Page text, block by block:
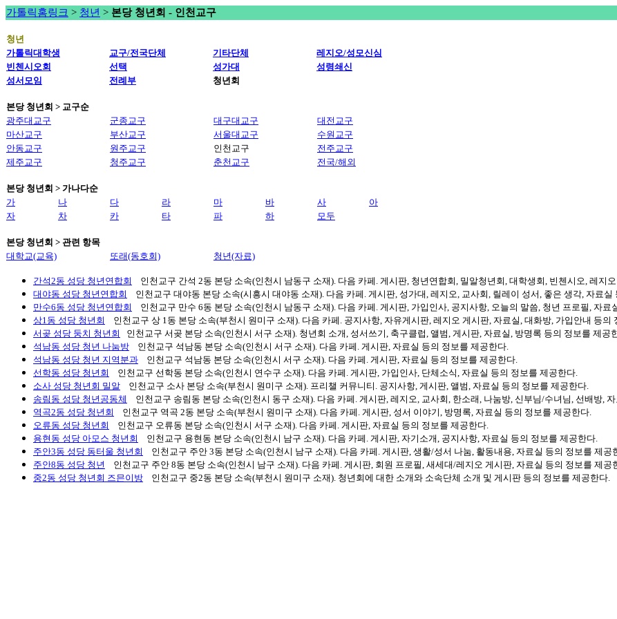
가톨릭홈링크 > 청년 > 본당 청년회 - 인천교구
청년
가톨릭대학생
교구/전국단체 기타단체
레지오/성모신심
빈첸시오회
선택 성가대
성령쇄신
성서모임
전례부 청년회
본당 청년회 > 교구순
광주대교구
군종교구 대구대교구
대전교구
마산교구
부산교구 서울대교구
수원교구
안동교구
원주교구 인천교구
전주교구
제주교구
청주교구 춘천교구 전국/해외
본당 청년회 > 가나다순
가
나 다 라 마 바 사
아
자
차 카 타 파 하 모두
본당 청년회 > 관련 항목
대학교(교육)
또래(동호회) 청년(자료)
간석2동 성당 청년연합회
인천교구 간석 2동 본당 소속(인천시 남동구 소재). 다음 카페. 게시판, 청년연합회, 밀알청년회, 대학생회, 빈첸시오, 레지
대야동 성당 청년연합회
인천교구 대야동 본당 소속(시흥시 대야동 소재). 다음 카페. 게시판, 성가대, 레지오, 교사회, 릴레이 성서, 좋은 생각, 자료실
만수6동 성당 청년연합회
인천교구 만수 6동 본당 소속(인천시 남동구 소재). 다음 카페. 게시판, 가입인사, 공지사항, 오늘의 말씀, 청년 프로필, 자료
상1동 성당 청년회
인천교구 상 1동 본당 소속(부천시 원미구 소재). 다음 카페. 공지사항, 자유게시판, 레지오 게시판, 자료실, 대화방, 가입안내 등의
서곶 성당 둥치 청년회
인천교구 서곶 본당 소속(인천시 서구 소재). 청년회 소개, 성서쓰기, 축구클럽, 앨범, 게시판, 자료실, 방명록 등의 정보를 제공
석남동 성당 청년 나눔방 인천교구 석남동 본당 소속(인천시 서구 소재). 다음 카페. 게시판, 자료실 등의 정보를 제공한다.
석남동 성당 청년 지역분과 인천교구 석남동 본당 소속(인천시 서구 소재). 다음 카페. 게시판, 자료실 등의 정보를 제공한다.
선학동 성당 청년회
인천교구 선학동 본당 소속(인천시 연수구 소재). 다음 카페. 게시판, 가입인사, 단체소식, 자료실 등의 정보를 제공한다.
소사 성당 청년회 밀알 인천교구 소사 본당 소속(부천시 원미구 소재). 프리챌 커뮤니티. 공지사항, 게시판, 앨범, 자료실 등의 정보를 제공한다.
송림동 성당 청년공동체
인천교구 송림동 본당 소속(인천시 동구 소재). 다음 카페. 게시판, 레지오, 교사회, 한소래, 나눔방, 신부님/수녀님, 선배방,
역곡2동 성당 청년회
인천교구 역곡 2동 본당 소속(부천시 원미구 소재). 다음 카페. 게시판, 성서 이야기, 방명록, 자료실 등의 정보를 제공한다.
오류동 성당 청년회
인천교구 오류동 본당 소속(인천시 서구 소재). 다음 카페. 게시판, 자료실 등의 정보를 제공한다.
용현동 성당 아모스 청년회
인천교구 용현동 본당 소속(인천시 남구 소재). 다음 카페. 게시판, 자기소개, 공지사항, 자료실 등의 정보를 제공한다.
주안3동 성당 동터울 청년회
인천교구 주안 3동 본당 소속(인천시 남구 소재). 다음 카페. 게시판, 생활/성서 나눔, 활동내용, 자료실 등의 정보를 제공
주안8동 성당 청년
인천교구 주안 8동 본당 소속(인천시 남구 소재). 다음 카페. 게시판, 회원 프로필, 새세대/레지오 게시판, 자료실 등의 정보를 제공
중2동 성당 청년회 즈믄이방 인천교구 중2동 본당 소속(부천시 원미구 소재). 청년회에 대한 소개와 소속단체 소개 및 게시판 등의 정보를 제공한다.